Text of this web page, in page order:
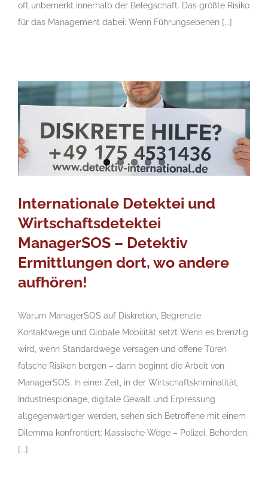
oft unbemerkt innerhalb der Belegschaft. Das größte Risiko
für das Management dabei: Wenn Führungsebenen [...]
Internationale Detektei und
Wirtschaftsdetektei
ManagerSOS – Detektiv
Ermittlungen dort, wo andere
aufhören!
Warum ManagerSOS auf Diskretion, Begrenzte
Kontaktwege und Globale Mobilität setzt Wenn es brenzlig
wird, wenn Standardwege versagen und offene Türen
falsche Risiken bergen – dann beginnt die Arbeit von
ManagerSOS. In einer Zeit, in der Wirtschaftskriminalität,
Industriespionage, digitale Gewalt und Erpressung
allgegenwärtiger werden, sehen sich Betroffene mit einem
Dilemma konfrontiert: klassische Wege – Polizei, Behörden,
[...]